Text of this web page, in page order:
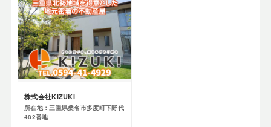
株式会社KIZUKI
所在地：三重県桑名市多度町下野代
482番地